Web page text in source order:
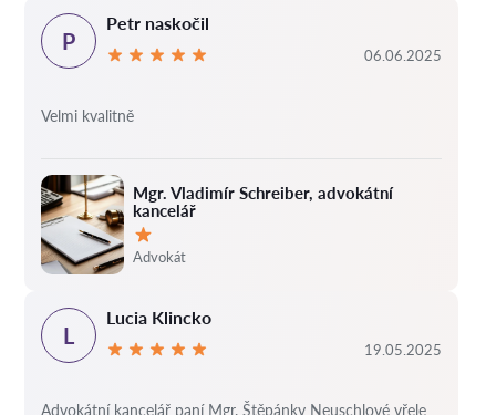
Mgr. Vladimír Schreiber, advokátní
kancelář
Hodnocení:
Advokát
P
Petr naskočil
06.06.2025
Velmi kvalitně
L
Lucia Klincko
19.05.2025
Advokátní kancelář paní Mgr. Štěpánky Neuschlové vřele